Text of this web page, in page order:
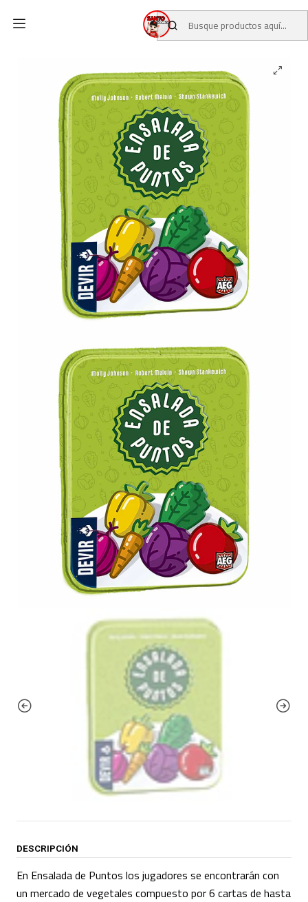
ENSALADA DE PUNTOS
DESCRIPCIÓN
En Ensalada de Puntos los jugadores se encontrarán con
un mercado de vegetales compuesto por 6 cartas de hasta